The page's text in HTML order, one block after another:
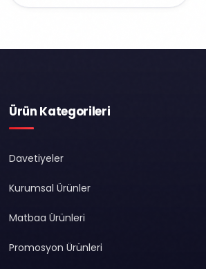
Ürün Kategorileri
Davetiyeler
Kurumsal Ürünler
Matbaa Ürünleri
Promosyon Ürünleri